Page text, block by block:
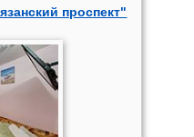
проспект"